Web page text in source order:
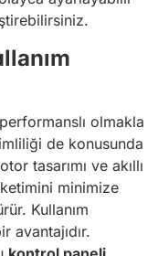
olmakla
de konusunda
tasarımı ve akıllı
minimize
Kullanım
avantajıdır.